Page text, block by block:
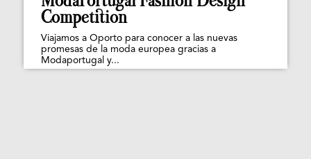
Competition
Viajamos a Oporto para conocer a las nuevas
promesas de la moda europea gracias a
Modaportugal y...